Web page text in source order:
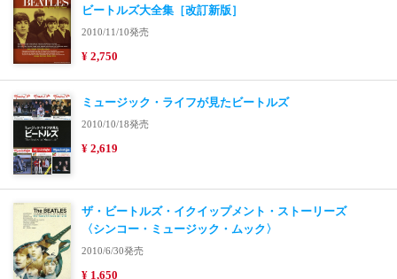
ビートルズ大全集［改訂新版］
2010/11/10発売
¥ 2,750
ミュージック・ライフが見たビートルズ
2010/10/18発売
¥ 2,619
ザ・ビートルズ・イクイップメント・ストーリーズ
〈シンコー・ミュージック・ムック〉
2010/6/30発売
¥ 1,650